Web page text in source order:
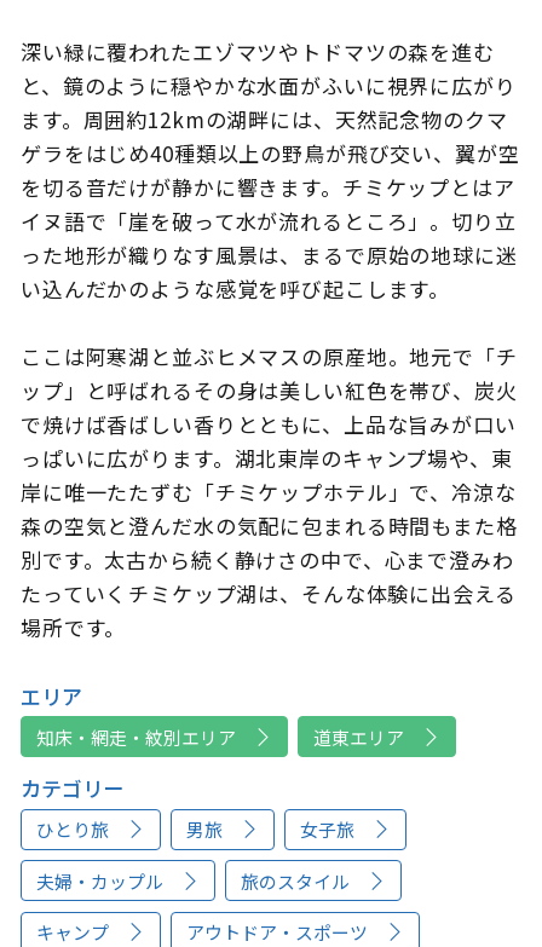
このサイトについて 観光資料
動画ライブラリー フォトライブラリー
お問い合わせ
Languages
深い緑に覆われたエゾマツやトドマツの森を進む
と、鏡のように穏やかな水面がふいに視界に広がり
ます。周囲約12kmの湖畔には、天然記念物のクマ
ゲラをはじめ40種類以上の野鳥が飛び交い、翼が空
を切る音だけが静かに響きます。チミケップとはア
イヌ語で「崖を破って水が流れるところ」。切り立
った地形が織りなす風景は、まるで原始の地球に迷
い込んだかのような感覚を呼び起こします。
ここは阿寒湖と並ぶヒメマスの原産地。地元で「チ
ップ」と呼ばれるその身は美しい紅色を帯び、炭火
で焼けば香ばしい香りとともに、上品な旨みが口い
っぱいに広がります。湖北東岸のキャンプ場や、東
岸に唯一たたずむ「チミケップホテル」で、冷涼な
森の空気と澄んだ水の気配に包まれる時間もまた格
別です。太古から続く静けさの中で、心まで澄みわ
たっていく――チミケップ湖は、そんな体験に出会える
場所です。
エリア
知床・網走・紋別エリア 道東エリア
カテゴリー
ひとり旅 男旅 女子旅
夫婦・カップル 旅のスタイル
キャンプ アウトドア・スポーツ